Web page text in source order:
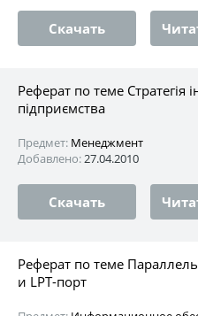
Скачать
Реферат по теме
підприємства
Предмет: Менеджмент
Добавлено:27.04.2010
Скачать
Реферат по теме
и LPT-порт